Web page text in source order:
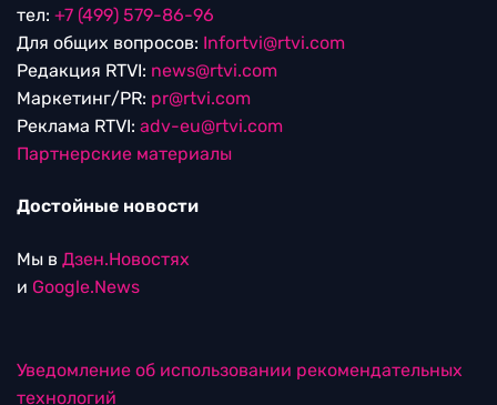
тел: +7 (499) 579-86-96
Для общих вопросов: Infortvi@rtvi.com
Редакция RTVI: news@rtvi.com
Маркетинг/PR: pr@rtvi.com
Реклама RTVI: adv-eu@rtvi.com
Партнерские материалы
Достойные новости
Мы в Дзен.Новостях
и Google.News
Уведомление об использовании рекомендательных
технологий